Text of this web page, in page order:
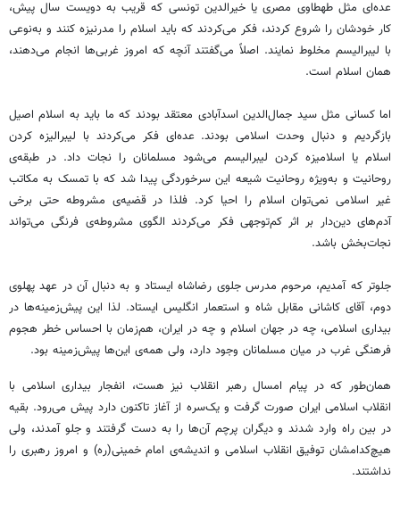
عده‌ای مثل طهطاوی مصری یا خیرالدین تونسی که قریب به دویست سال پیش،
کار خودشان را شروع کردند، فکر می‌کردند که باید اسلام را مدرنیزه کنند و به‌نوعی
با لیبرالیسم مخلوط نمایند. اصلاً می‌گفتند آنچه که امروز غربی‌ها انجام می‌دهند،
همان اسلام است.
اما کسانی مثل سید جمال‌الدین اسدآبادی معتقد بودند که ما باید به اسلام اصیل
بازگردیم و دنبال وحدت اسلامی بودند. عده‌ای فکر می‌کردند با لیبرالیزه کردن
اسلام یا اسلامیزه کردن لیبرالیسم می‌شود مسلمانان را نجات داد. در طبقه‌ی
روحانیت و به‌ویژه روحانیت شیعه این سرخوردگی پیدا شد که با تمسک به مکاتب
غیر اسلامی نمی‌توان اسلام را احیا کرد. فلذا در قضیه‌ی مشروطه حتی برخی
آدم‌های دین‌دار بر اثر کم‌توجهی فکر می‌کردند الگوی مشروطه‌ی فرنگی می‌تواند
نجات‌بخش باشد.
جلوتر که آمدیم، مرحوم مدرس جلوی رضاشاه ایستاد و به دنبال آن در عهد پهلوی
دوم، آقای کاشانی مقابل شاه و استعمار انگلیس ایستاد. لذا این پیش‌زمینه‌ها در
بیداری اسلامی، چه در جهان اسلام و چه در ایران، هم‌زمان با احساس خطر هجوم
فرهنگی غرب در میان مسلمانان وجود دارد، ولی همه‌ی این‌ها پیش‌زمینه بود.
همان‌طور که در پیام امسال رهبر انقلاب نیز هست، انفجار بیداری اسلامی با
انقلاب اسلامی ایران صورت گرفت و یک‌سره از آغاز تاکنون دارد پیش می‌رود. بقیه
در بین راه وارد شدند و دیگران پرچم آن‌ها را به دست گرفتند و جلو آمدند، ولی
هیچ‌کدامشان توفیق انقلاب اسلامی و اندیشه‌ی امام خمینی(ره) و امروز رهبری را
نداشتند.